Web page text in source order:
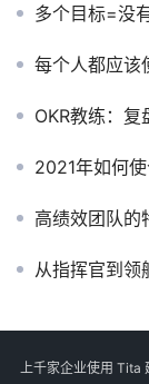
多个目标=没
每个人都应该
OKR教练：复
2021年如何
高绩效团队的
从指挥官到领
上千家企业使用